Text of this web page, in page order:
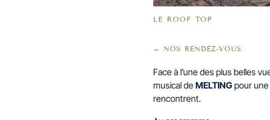
LE ROOF TOP
← NOS RENDEZ-VOUS
Face à l’une des plus belles
musical deMELTING pour
rencontrent.